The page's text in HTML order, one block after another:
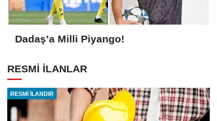
Dadaş’a Milli Piyango!
RESMİ İLANLAR
RESMİ İLANDIR